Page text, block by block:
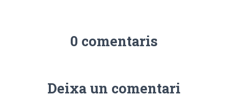
0 comentaris
Deixa un comentari